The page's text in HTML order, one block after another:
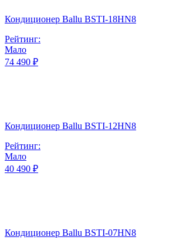
Кондиционер Ballu BSTI-18HN8
Рейтинг:
Мало
74 490 ₽
Кондиционер Ballu BSTI-12HN8
Рейтинг:
Мало
40 490 ₽
Кондиционер Ballu BSTI-07HN8